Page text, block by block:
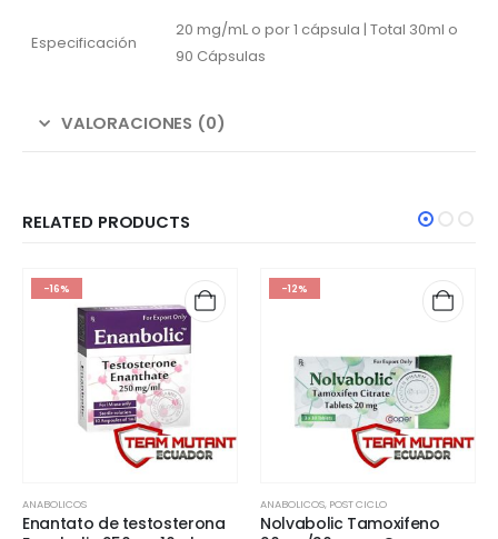
Especificación
20 mg/mL o por 1 cápsula | Total 30ml o
90 Cápsulas
VALORACIONES (0)
RELATED PRODUCTS
-16%
ANABOLICOS
Enantato de testosterona
-12%
ANABOLICOS, POST CICLO
Nolvabolic Tamoxifeno